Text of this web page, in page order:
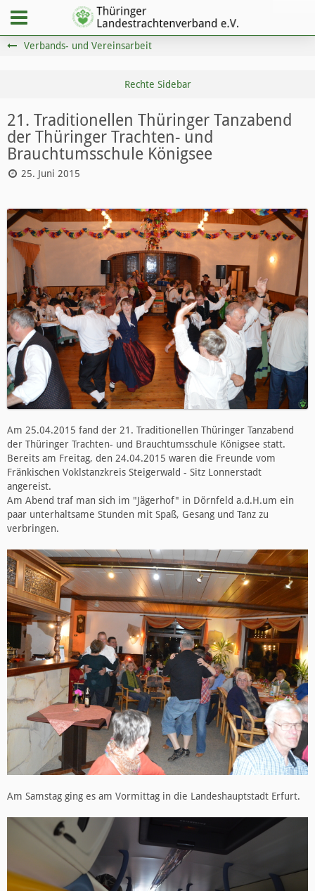
Verbands- und Vereinsarbeit
21. Traditionellen Thüringer Tanzabend
der Thüringer Trachten- und
Brauchtumsschule Königsee
25. Juni 2015
Am 25.04.2015 fand der 21. Traditionellen Thüringer Tanzabend
der Thüringer Trachten- und Brauchtumsschule Königsee statt.
Bereits am Freitag, den 24.04.2015 waren die Freunde vom
Fränkischen Voklstanzkreis Steigerwald - Sitz Lonnerstadt
angereist.
Am Abend traf man sich im "Jägerhof" in Dörnfeld a.d.H.um ein
paar unterhaltsame Stunden mit Spaß, Gesang und Tanz zu
verbringen.
Am Samstag ging es am Vormittag in die Landeshauptstadt Erfurt.